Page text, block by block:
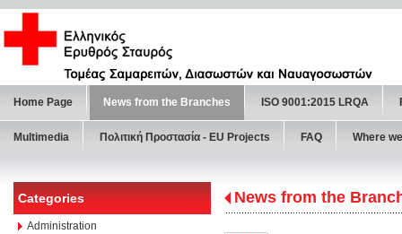
Home Page News from the Branches ISO 9001:2015 LRQA
Multimedia Πολιτική Προστασία - ΕU Projects FAQ Where
Categories
Administration
News from the